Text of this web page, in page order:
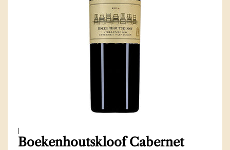
|
Boekenhoutskloof Cabernet